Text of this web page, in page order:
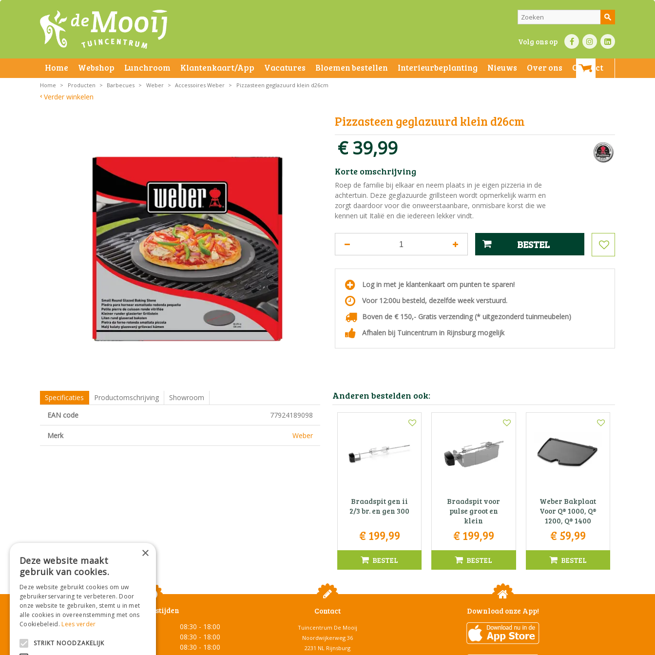
Volg ons op
Home Webshop Lunchroom Klantenkaart/App Vacatures Bloemen bestellen Interieurbeplanting Nieuws Over ons Contact
Home > Producten > Barbecues > Weber > Accessoires Weber > Pizzasteen geglazuurd klein d26cm
Verder winkelen
Pizzasteen geglazuurd klein d26cm
€ 39,99
Korte omschrijving
Roep de familie bij elkaar en neem plaats in je eigen pizzeria in de
achtertuin. Deze geglazuurde grillsteen wordt opmerkelijk warm en
zorgt daardoor voor die onweerstaanbare, onmisbare korst die we
kennen uit Italië en die iedereen lekker vindt.
Log in met je klantenkaart om punten te sparen!
Voor 12:00u besteld, dezelfde week verstuurd.
Boven de € 150,- Gratis verzending (* uitgezonderd tuinmeubelen)
Afhalen bij Tuincentrum in Rijnsburg mogelijk
Specificaties Productomschrijving
Showroom
EAN code
77924189098
Merk Weber
Anderen bestelden ook:
Braadspit gen ii
2/3 br. en gen 300
€ 199,99
BESTEL
Braadspit voor
pulse groot en
klein
€ 199,99
BESTEL
Weber Bakplaat
Voor Q® 1000, Q®
1200, Q® 1400
€ 59,99
BESTEL
Openingstijden
Maandag
08:30 - 18:00
08:30 - 18:00
Woensdag
08:30 - 18:00
Contact
Tuincentrum De Mooij
Noordwijkerweg 36
2231 NL Rijnsburg
Download onze App!
×
Deze website maakt
gebruik van cookies.
Deze website gebruikt cookies om uw
gebruikerservaring te verbeteren. Door
onze website te gebruiken, stemt u in met
alle cookies in overeenstemming met ons
Cookiebeleid.Lees verder
STRIKT NOODZAKELIJK